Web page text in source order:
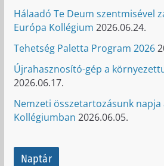
Hálaadó Te Deum szentmisével
Európa Kollégium 2026.06.24.
Tehetség Paletta Program 2026
Újrahasznosító-gép a
2026.06.17.
Nemzeti összetartozásunk napja
Kollégiumban 2026.06.05.
Naptár